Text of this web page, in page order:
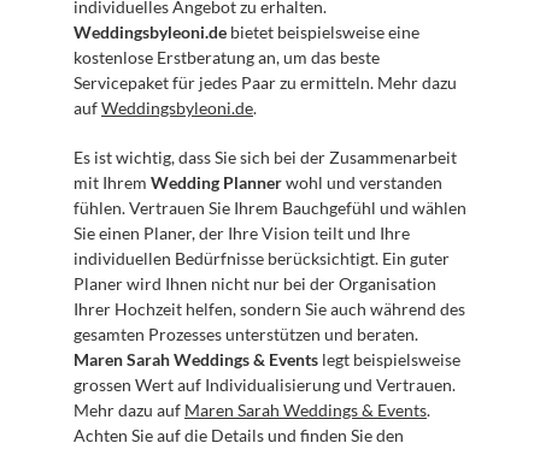
Weddingsbyleoni.de bietet beispielsweise eine
kostenlose Erstberatung an, um das beste
Servicepaket für jedes Paar zu ermitteln. Mehr dazu
auf Weddingsbyleoni.de.
Es ist wichtig, dass Sie sich bei der Zusammenarbeit
mit Ihrem Wedding Planner wohl und verstanden
fühlen. Vertrauen Sie Ihrem Bauchgefühl und wählen
Sie einen Planer, der Ihre Vision teilt und Ihre
individuellen Bedürfnisse berücksichtigt. Ein guter
Planer wird Ihnen nicht nur bei der Organisation
Ihrer Hochzeit helfen, sondern Sie auch während des
Maren Sarah Weddings & Events legt beispielsweise
grossen Wert auf Individualisierung und Vertrauen.
Mehr dazu auf Maren Sarah Weddings & Events.